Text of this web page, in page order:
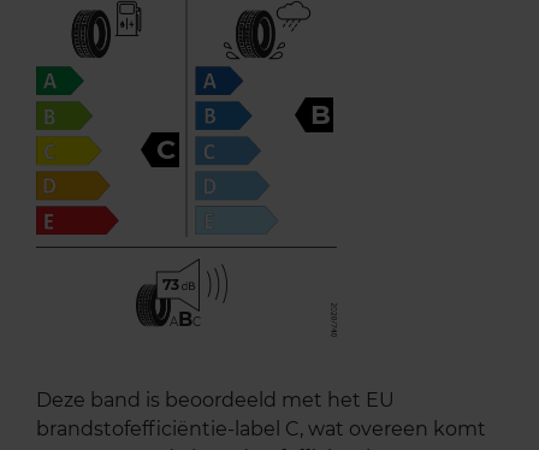
C
B
73
ABC
Deze band is beoordeeld met het EU
brandstofefficiëntie-label C, wat overeen komt